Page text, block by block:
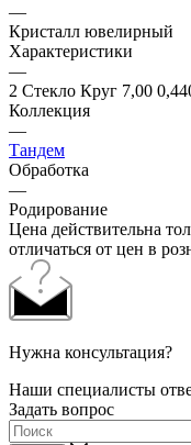
—
Кристалл ювелирный
Характеристики
—
2 Стекло Круг 7,00
Коллекция
—
Тандем
Обработка
—
Родирование
Цена действительна
отличаться от цен в
Нужна консультация?
Наши специалисты
Задать вопрос